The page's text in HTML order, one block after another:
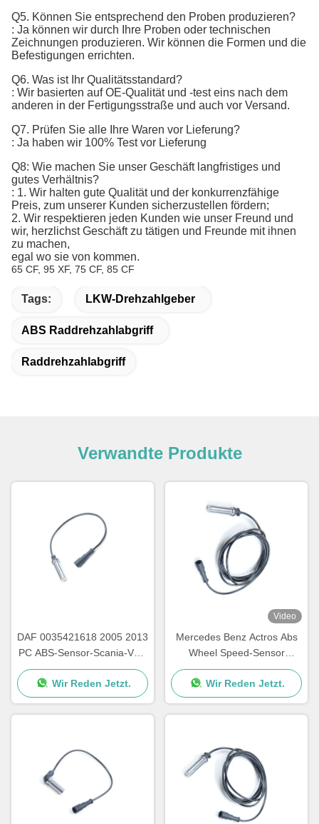
Q5. Können Sie entsprechend den Proben produzieren?
: Ja können wir durch Ihre Proben oder technischen
Zeichnungen produzieren. Wir können die Formen und die
Befestigungen errichten.
Q6. Was ist Ihr Qualitätsstandard?
: Wir basierten auf OE-Qualität und -test eins nach dem
anderen in der Fertigungsstraße und auch vor Versand.
Q7. Prüfen Sie alle Ihre Waren vor Lieferung?
: Ja haben wir 100% Test vor Lieferung
Q8: Wie machen Sie unser Geschäft langfristiges und
gutes Verhältnis?
: 1. Wir halten gute Qualität und der konkurrenzfähige
Preis, zum unserer Kunden sicherzustellen fördern;
2. Wir respektieren jeden Kunden wie unser Freund und
wir, herzlichst Geschäft zu tätigen und Freunde mit ihnen
zu machen,
egal wo sie von kommen.
65 CF, 95 XF, 75 CF, 85 CF
Tags: LKW-Drehzahlgeber
ABS Raddrehzahlabgriff
Raddrehzahlabgriff
Verwandte Produkte
DAF 0035421618 2005 2013
PC ABS-Sensor-Scania-VOL
1506004 5021170124
Wir Reden Jetzt.
Video
Mercedes Benz Actros Abs
Wheel Speed-Sensor
4410624870 4410329410
0035423518
Wir Reden Jetzt.